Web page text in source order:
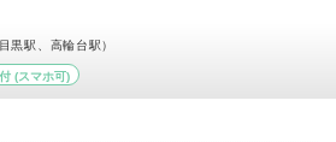
黒駅、高輪台駅）
(スマホ可)